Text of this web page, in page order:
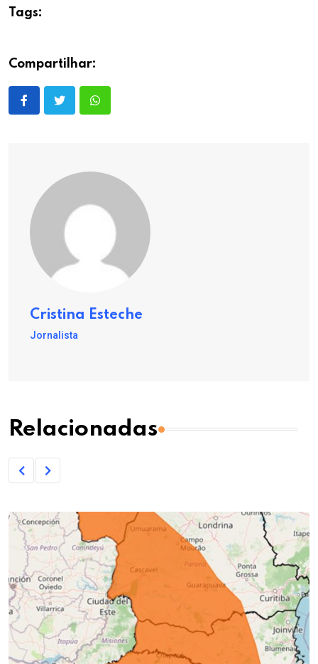
Tags:
Compartilhar:
Cristina Esteche
Jornalista
Relacionadas